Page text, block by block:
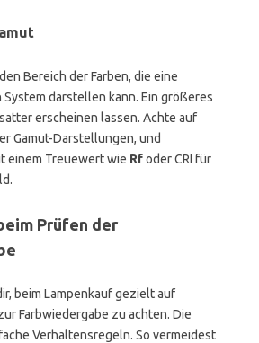
Bereich der Farben, die eine
darstellen kann. Ein größeres
erscheinen lassen. Achte auf
Gamut-Darstellungen, und
einem Treuewert wie Rfoder CRI für
Prüfen der
beim Lampenkauf gezielt auf
Farbwiedergabe zu achten. Die
Verhaltensregeln. So vermeidest